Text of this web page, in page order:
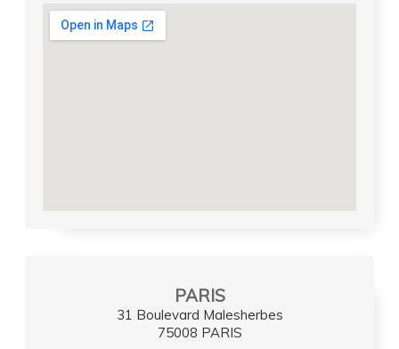
PARIS
31 Boulevard Malesherbes
75008 PARIS